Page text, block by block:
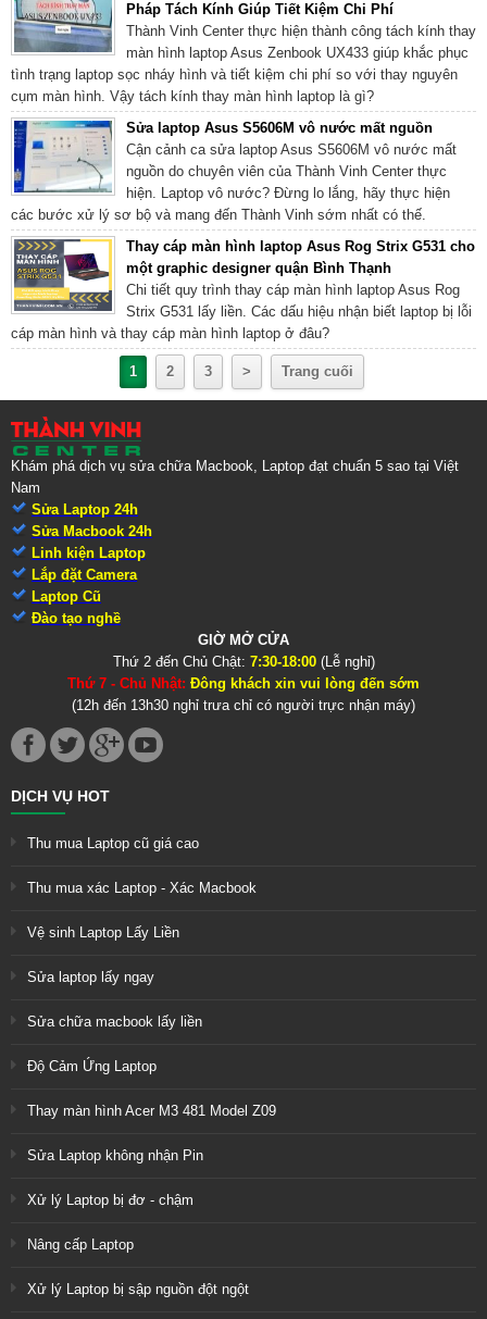
Pháp Tách Kính Giúp Tiết Kiệm Chi Phí
Thành Vinh Center thực hiện thành công tách kính thay
màn hình laptop Asus Zenbook UX433 giúp khắc phục
tình trạng laptop sọc nháy hình và tiết kiệm chi phí so với thay nguyên
cụm màn hình. Vậy tách kính thay màn hình laptop là gì?
Sửa laptop Asus S5606M vô nước mất nguồn
Cận cảnh ca sửa laptop Asus S5606M vô nước mất
nguồn do chuyên viên của Thành Vinh Center thực
hiện. Laptop vô nước? Đừng lo lắng, hãy thực hiện
các bước xử lý sơ bộ và mang đến Thành Vinh sớm nhất có thế.
Thay cáp màn hình laptop Asus Rog Strix G531 cho
một graphic designer quận Bình Thạnh
Chi tiết quy trình thay cáp màn hình laptop Asus Rog
Strix G531 lấy liền. Các dấu hiệu nhận biết laptop bị lỗi
cáp màn hình và thay cáp màn hình laptop ở đâu?
1 2 3 > Trang cuối
Khám phá dịch vụ sửa chữa Macbook, Laptop đạt chuẩn 5 sao tại Việt
Nam
Sửa Laptop 24h
Sửa Macbook 24h
Linh kiện Laptop
Lắp đặt Camera
Laptop Cũ
Đào tạo nghề
GIỜ MỞ CỬA
Thứ 2 đến Chủ Chật: 7:30-18:00(Lễ nghỉ)
Thứ 7 - Chủ Nhật: Đông khách xin vui lòng đến sớm
(12h đến 13h30 nghỉ trưa chỉ có người trực nhận máy)
DỊCH VỤ HOT
Thu mua Laptop cũ giá cao
Thu mua xác Laptop - Xác Macbook
Vệ sinh Laptop Lấy Liền
Sửa laptop lấy ngay
Sửa chữa macbook lấy liền
Độ Cảm Ứng Laptop
Thay màn hình Acer M3 481 Model Z09
Sửa Laptop không nhận Pin
Xử lý Laptop bị đơ - chậm
Nâng cấp Laptop
Xử lý Laptop bị sập nguồn đột ngột